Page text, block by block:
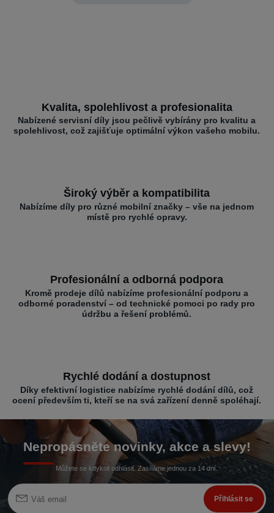
Kvalita, spolehlivost a profesionalita
Nabízené servisní díly jsou pečlivě vybírány pro kvalitu a
spolehlivost, což zajišťuje optimální výkon vašeho mobilu.
Široký výběr a kompatibilita
Nabízíme díly pro různé mobilní značky – vše na jednom
místě pro rychlé opravy.
Profesionální a odborná podpora
Kromě prodeje dílů nabízíme profesionální podporu a
odborné poradenství – od technické pomoci po rady pro
údržbu a řešení problémů.
Rychlé dodání a dostupnost
Díky efektivní logistice nabízíme rychlé dodání dílů, což
ocení především ti, kteří se na svá zařízení denně spoléhají.
Nepropásněte novinky, akce a slevy!
Můžete se kdykoli odhlásit. Zasíláme jednou za 14 dní.
Přihlásit se